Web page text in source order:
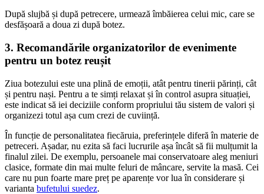
După slujbă și după petrecere, urmează îmbăierea celui mic, care se
desfășoară a doua zi după botez.
3. Recomandările organizatorilor de evenimente
pentru un botez reușit
Ziua botezului este una plină de emoții, atât pentru tinerii părinți, cât
și pentru nași. Pentru a te simți relaxat și în control asupra situației,
este indicat să iei deciziile conform propriului tău sistem de valori și
organizezi totul așa cum crezi de cuviință.
În funcție de personalitatea fiecăruia, preferințele diferă în materie de
petreceri. Așadar, nu ezita să faci lucrurile așa încât să fii mulțumit la
finalul zilei. De exemplu, persoanele mai conservatoare aleg meniuri
clasice, formate din mai multe feluri de mâncare, servite la masă. Cei
care nu pun foarte mare preț pe aparențe vor lua în considerare și
varianta bufetului suedez.